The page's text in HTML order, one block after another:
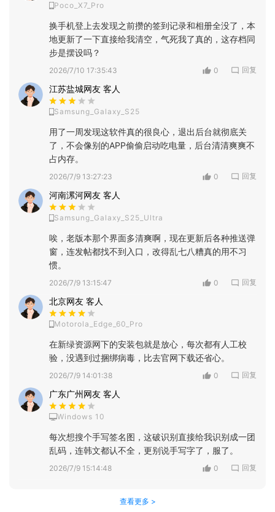
Poco_X7_Pro
换手机登上去发现之前攒的签到记录和相册全没了，本
地更新了一下直接给我清空，气死我了真的，这存档同
步是摆设吗？
2026/7/10 17:35:43 0 回复
江苏盐城网友 客人
Samsung_Galaxy_S25
用了一周发现这软件真的很良心，退出后台就彻底关
了，不会像别的APP偷偷启动吃电量，后台清清爽爽不
占内存。
2026/7/9 13:27:23 0 回复
河南漯河网友 客人
Samsung_Galaxy_S25_Ultra
唉，老版本那个界面多清爽啊，现在更新后各种推送弹
窗，连发帖都找不到入口，改得乱七八糟真的用不习
惯。
2026/7/9 13:15:47 0 回复
北京网友 客人
Motorola_Edge_60_Pro
在新绿资源网下的安装包就是放心，每次都有人工校
验，没遇到过捆绑病毒，比去官网下载还省心。
2026/7/9 14:01:38 0 回复
广东广州网友 客人
Windows 10
每次想搜个手写签名图，这破识别直接给我识别成一团
乱码，连韩文都认不全，更别说手写字了，服了。
2026/7/9 15:14:48 0 回复
查看更多 >